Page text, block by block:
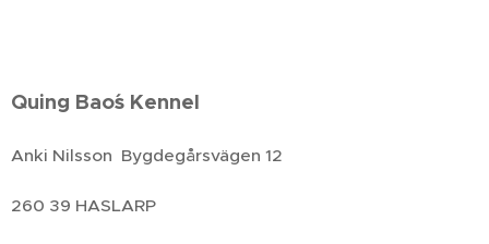
Quing Bao´s Kennel
Anki Nilsson Bygdegårsvägen 12
260 39 HASLARP